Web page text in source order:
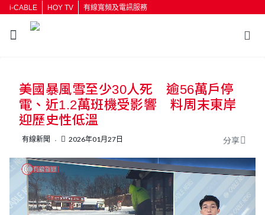
i-CABLE HOY TV 有線寬頻及電訊服務
按輸入鍵開始搜尋
美國暴風雪至少30人死 逾56萬戶停
電、近1.2萬班機受影響 料周末東岸
迎歷史性低溫
有線新聞 2026年01月27日 分享